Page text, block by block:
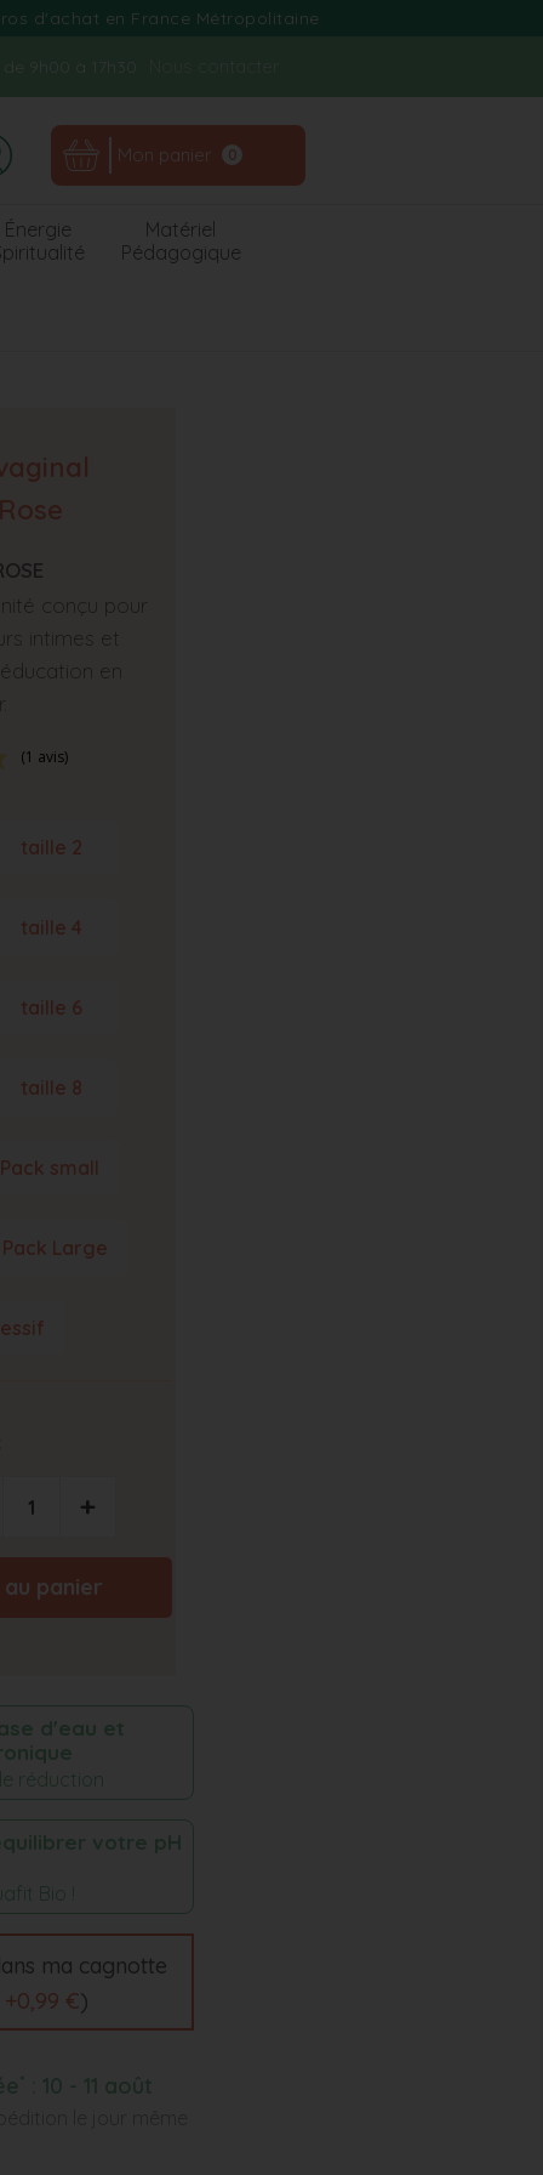
d'achat en France Métropolitaine
de 9h00 à 17h30 Nous contacter
Mon panier 0
Énergie
Matériel
Pédagogique
conçu pour
intimes et
en
(1 avis)
taille 2
taille 4
taille 6
taille 8
Pack small
Pack Large
+
panier
d'eau et
réduction
votre pH
Bio !
ma cagnotte
+0,99 €)
10 - 11 août